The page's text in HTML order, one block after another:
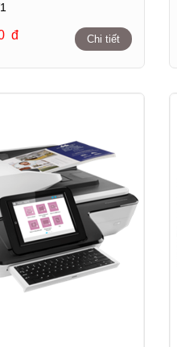
đ Chi tiết